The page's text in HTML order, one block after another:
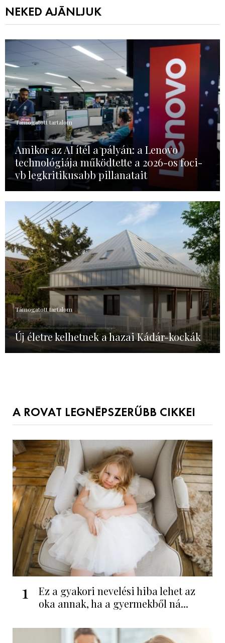
NEKED AJÁNLJUK
Támogatott tartalom
Amikor az AI ítél a pályán: a Lenovo
technológiája működtette a 2026-os foci-
vb legkritikusabb pillanatait
Támogatott tartalom
Új életre kelhetnek a hazai Kádár-kockák
A ROVAT LEGNÉPSZERŰBB CIKKEI
1
Ez a gyakori nevelési hiba lehet az
oka annak, ha a gyermekből ná...